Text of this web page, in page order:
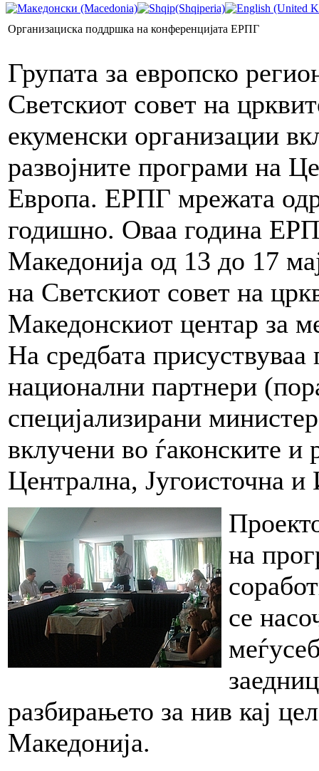
Организациска поддршка на конференцијата ЕРПГ
Групата за европско
Светскиот совет на
екуменски организации
развојните програми на
Европа. ЕРПГ мрежата
годишно. Оваа година
Македонија од 13 до 17
на Светскиот совет на
Македонскиот центар за
На средбата
национални партнери
специјализирани
вклучени во ѓаконските и
Централна, Југоисточна
на
се
разбирањето за нив кај
Македонија.